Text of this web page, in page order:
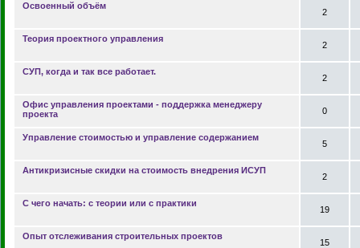
Освоенный объём
2
Теория проектного управления
2
СУП, когда и так все работает.
2
Офис управления проектами - поддержка менеджеру
проекта
0
Управление стоимостью и управление содержанием
5
Антикризисные скидки на стоимость внедрения ИСУП
2
С чего начать: с теории или с практики
19
Опыт отслеживания строительных проектов
15